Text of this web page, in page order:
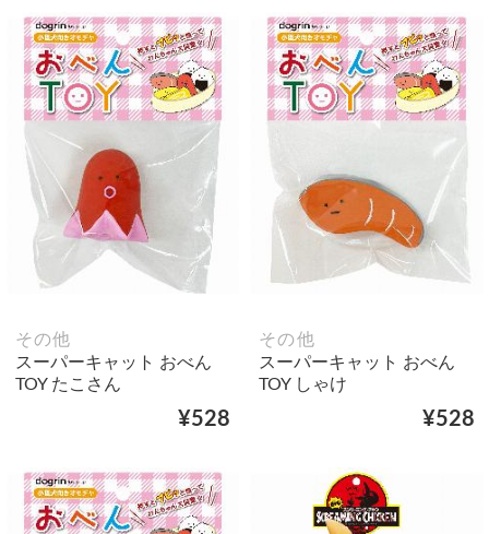
その他
スーパーキャット おべん
TOY たこさん
¥528
その他
スーパーキャット おべん
TOY しゃけ
¥528